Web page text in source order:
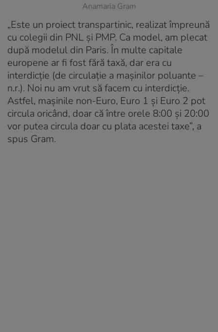
Anamaria Gram
„Este un proiect transpartinic, realizat împreună
cu colegii din PNL și PMP. Ca model, am plecat
după modelul din Paris. În multe capitale
europene ar fi fost fără taxă, dar era cu
interdicție (de circulație a mașinilor poluante –
n.r.). Noi nu am vrut să facem cu interdicție.
Astfel, mașinile non-Euro, Euro 1 și Euro 2 pot
circula oricând, doar că între orele 8:00 și 20:00
vor putea circula doar cu plata acestei taxe”, a
spus Gram.